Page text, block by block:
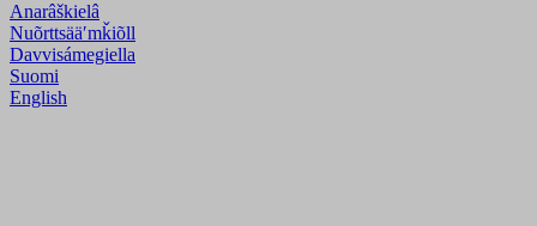
Anarâškielâ
Nuõrttsääʹmǩiõll
Davvisámegiella
Suomi
English